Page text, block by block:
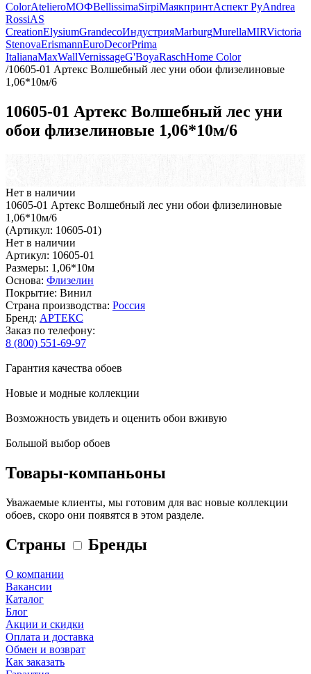
ColorAtelieroМОФBellissimaSirpiМаякпринтАспект РуAndrea
RossiAS
CreationElysiumGrandecoИндустрияMarburgMurellaMIRVictoria
StenovaErismannEuroDecorPrima
ItalianaMaxWallVernissageG'BoyaRaschHome Color
/10605-01 Артекс Волшебный лес уни обои флизелиновые
1,06*10м/6
10605-01 Артекс Волшебный лес уни
обои флизелиновые 1,06*10м/6
Нет в наличии
10605-01 Артекс Волшебный лес уни обои флизелиновые
1,06*10м/6
(Артикул: 10605-01)
Нет в наличии
Артикул: 10605-01
Размеры: 1,06*10м
Основа: Флизелин
Покрытие: Винил
Страна производства: Россия
Бренд: АРТЕКС
Заказ по телефону:
8 (800) 551-69-97
Гарантия качества обоев
Новые и модные коллекции
Возможность увидеть и оценить обои вживую
Большой выбор обоев
Товары-компаньоны
Уважаемые клиенты, мы готовим для вас новые коллекции
обоев, скоро они появятся в этом разделе.
Страны Бренды
О компании
Вакансии
Каталог
Блог
Акции и скидки
Оплата и доставка
Обмен и возврат
Как заказать